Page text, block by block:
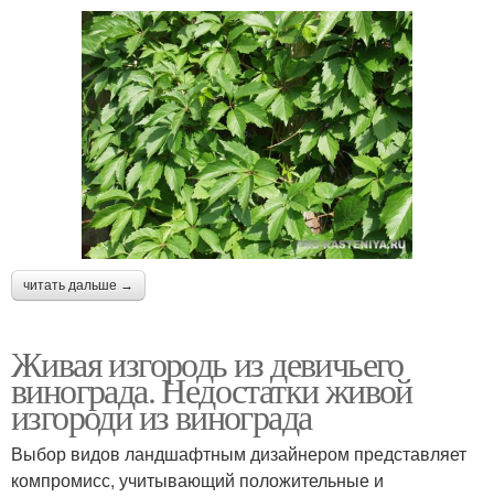
читать дальше →
Живая изгородь из девичьего
винограда. Недостатки живой
изгороди из винограда
Выбор видов ландшафтным дизайнером представляет
компромисс, учитывающий положительные и